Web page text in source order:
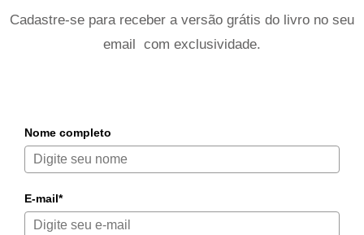
Cadastre-se para receber a versão grátis do livro no seu
email com exclusividade.
Nome completo
E-mail*